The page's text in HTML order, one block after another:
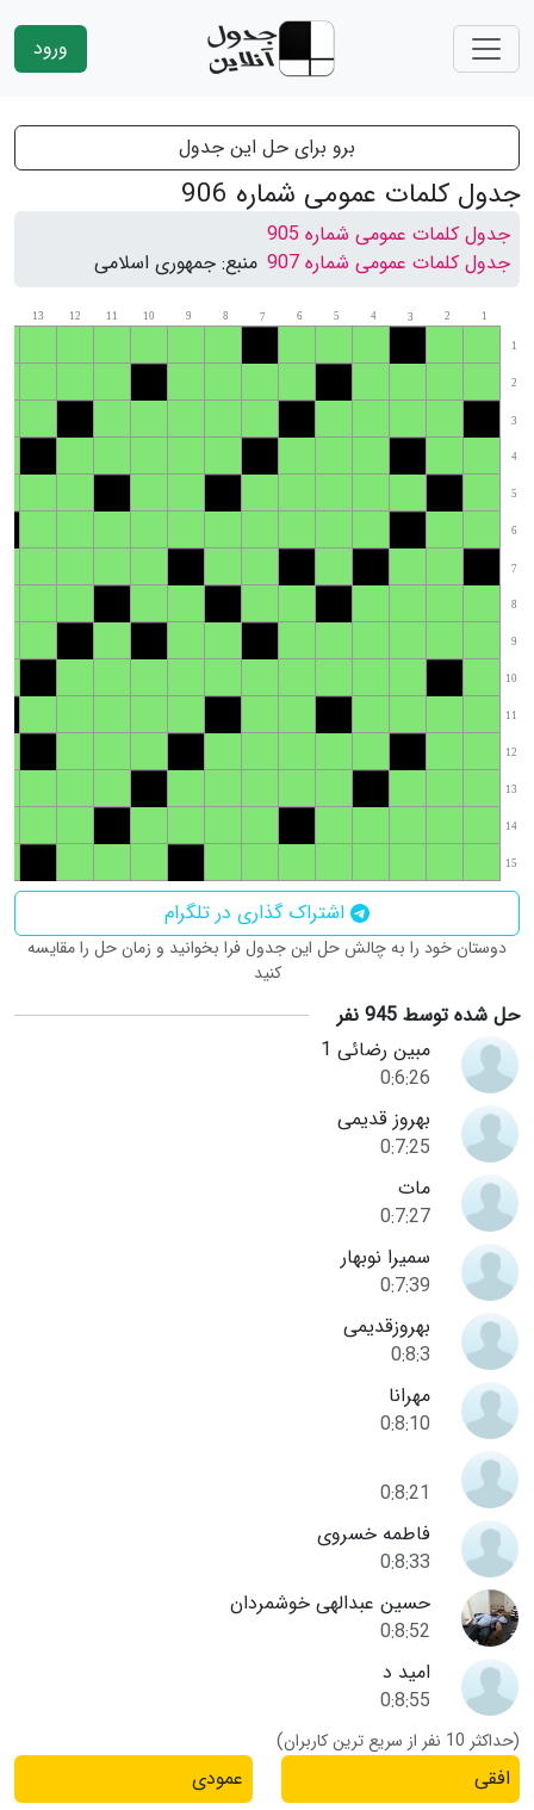
ورود
برو برای حل این جدول
جدول کلمات عمومی شماره 906
جدول کلمات عمومی شماره 905
جدول کلمات عمومی شماره 907
منبع: جمهوری اسلامی
1
1
2
3
4
5
6
7
8
9
10
11
12
13
2
3
4
5
6
7
8
9
10
11
12
13
14
15
اشتراک گذاری در تلگرام
دوستان خود را به چالش حل این جدول فرا بخوانید و زمان حل را مقایسه
کنید
حل شده توسط 945 نفر
مبین رضائی 1
0:6:26
بهروز قدیمی
0:7:25
مات
0:7:27
سمیرا نوبهار
0:7:39
بهروزقدیمی
0:8:3
مهرانا
0:8:10
0:8:21
فاطمه خسروی
0:8:33
حسین عبدالهی خوشمردان
0:8:52
امید د
0:8:55
(حداکثر 10 نفر از سریع ترین کاربران)
افقی
عمودی